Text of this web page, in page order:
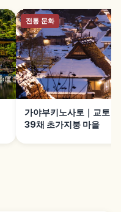
전통 문화
가야부키노사토｜교토
39채 초가지붕 마을